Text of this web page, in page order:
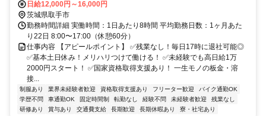
日給12,000円～16,000円
茨城県取手市
勤務時間詳細 実働時間：1日あたり8時間 平均勤務日数：1ヶ月あた
り22日 8:00〜17:00（休憩60分）
仕事内容 【アピールポイント】 ✅残業なし！毎日17時に退社可能◎
✅基本土日休み！メリハリつけて働ける！ ✅未経験でも高日給1万
2000円スタート！ ✅国家資格取得支援あり！ 一生モノの板金・溶
接...
制服あり 業界未経験者歓迎 資格取得支援あり フリーター歓迎
バイク通勤OK
学歴不問
車通勤OK 固定時間制 転勤なし 経験不問 未経験者歓迎
残業なし
研修あり
賞与あり 交通費支給 長期歓迎 長期休暇あり 寮・社宅あり